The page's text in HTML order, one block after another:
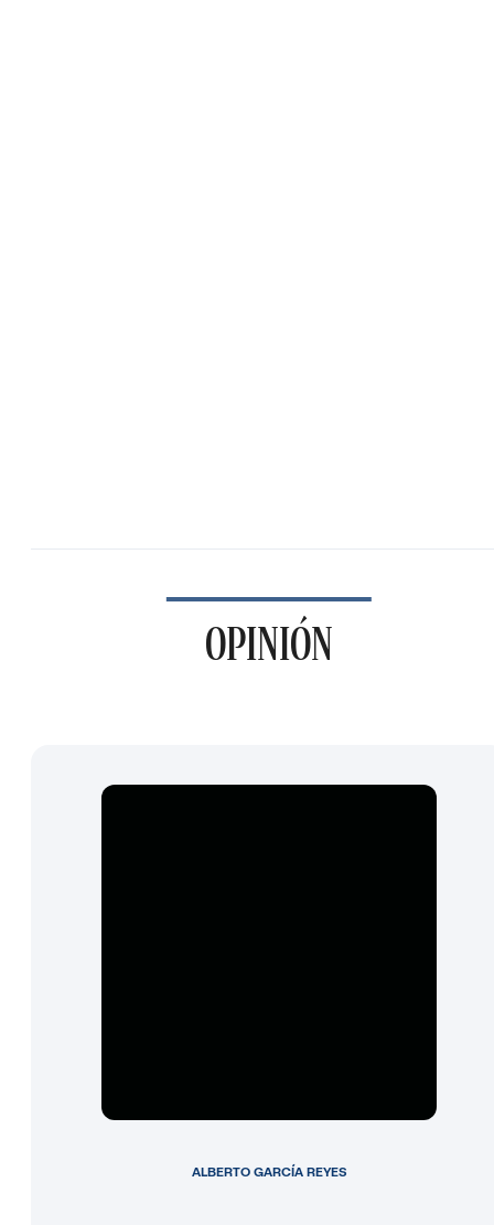
OPINIÓN
ALBERTO GARCÍA REYES